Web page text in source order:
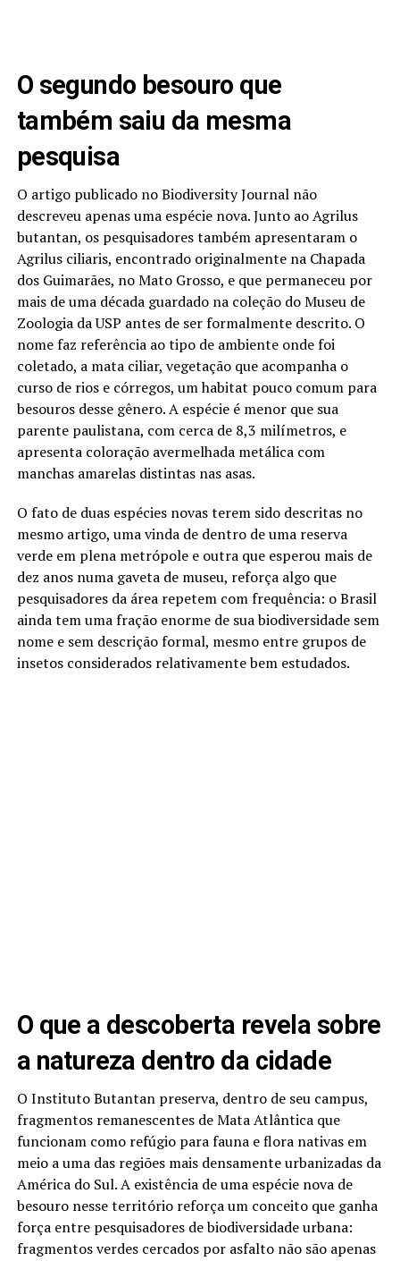
O segundo besouro que
também saiu da mesma
pesquisa
O artigo publicado no Biodiversity Journal não
descreveu apenas uma espécie nova. Junto ao Agrilus
butantan, os pesquisadores também apresentaram o
Agrilus ciliaris, encontrado originalmente na Chapada
dos Guimarães, no Mato Grosso, e que permaneceu por
mais de uma década guardado na coleção do Museu de
Zoologia da USP antes de ser formalmente descrito. O
nome faz referência ao tipo de ambiente onde foi
coletado, a mata ciliar, vegetação que acompanha o
curso de rios e córregos, um habitat pouco comum para
besouros desse gênero. A espécie é menor que sua
parente paulistana, com cerca de 8,3 milímetros, e
apresenta coloração avermelhada metálica com
manchas amarelas distintas nas asas.
O fato de duas espécies novas terem sido descritas no
mesmo artigo, uma vinda de dentro de uma reserva
verde em plena metrópole e outra que esperou mais de
dez anos numa gaveta de museu, reforça algo que
pesquisadores da área repetem com frequência: o Brasil
ainda tem uma fração enorme de sua biodiversidade sem
nome e sem descrição formal, mesmo entre grupos de
insetos considerados relativamente bem estudados.
O que a descoberta revela sobre
a natureza dentro da cidade
O Instituto Butantan preserva, dentro de seu campus,
fragmentos remanescentes de Mata Atlântica que
funcionam como refúgio para fauna e flora nativas em
meio a uma das regiões mais densamente urbanizadas da
América do Sul. A existência de uma espécie nova de
besouro nesse território reforça um conceito que ganha
força entre pesquisadores de biodiversidade urbana:
fragmentos verdes cercados por asfalto não são apenas